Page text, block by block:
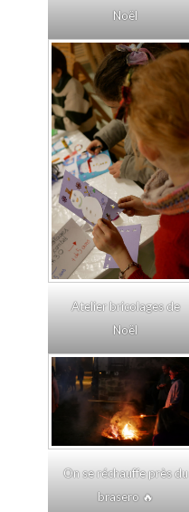
Noël
Atelier bricolages de
Noël
On se réchauffe près du
brasero 🔥